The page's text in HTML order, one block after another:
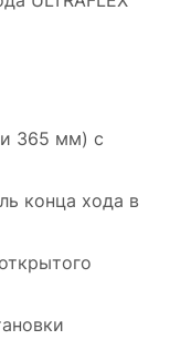
365 мм) с
конца хода в